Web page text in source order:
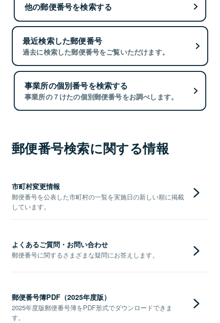
他の郵便番号を検索する
最近検索した郵便番号
過去に検索した郵便番号をご覧いただけます。
事業所の個別番号を検索する
事業所の７けたの個別郵便番号をお調べします。
郵便番号検索に関する情報
市町村変更情報
郵便番号を公表した市町村の一覧を実施日の新しい順に掲載
しています。
よくあるご質問・お問い合わせ
郵便番号に関するさまざまな疑問にお答えします。
郵便番号簿PDF（2025年度版）
2025年度版郵便番号簿をPDF形式でダウンロードできま
す。